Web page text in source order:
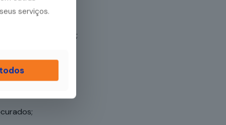
e geleias caseiros;
por exemplo;
serviços.